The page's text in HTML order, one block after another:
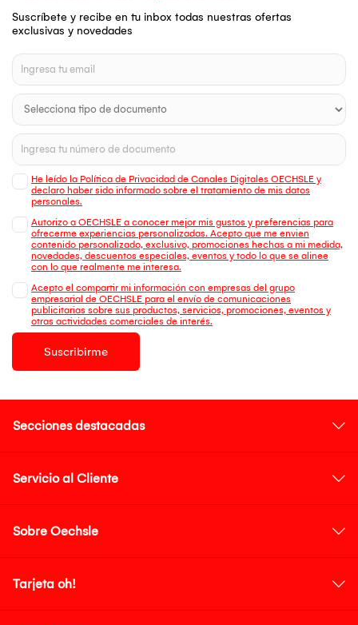
Suscríbete y recibe en tu inbox todas nuestras ofertas
exclusivas y novedades
He leído la Política de Privacidad de Canales Digitales OECHSLE y
declaro haber sido informado sobre el tratamiento de mis datos
personales.
Autorizo a OECHSLE a conocer mejor mis gustos y preferencias para
ofrecerme experiencias personalizadas. Acepto que me envien
contenido personalizado, exclusivo, promociones hechas a mi medida,
novedades, descuentos especiales, eventos y todo lo que se alinee
con lo que realmente me interesa.
Acepto el compartir mi información con empresas del grupo
empresarial de OECHSLE para el envío de comunicaciones
publicitarias sobre sus productos, servicios, promociones, eventos y
otras actividades comerciales de interés.
Suscribirme
Secciones destacadas
Servicio al Cliente
Sobre Oechsle
Tarjeta oh!